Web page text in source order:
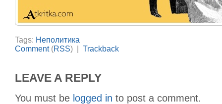
Tags: Неполитика
Comment(RSS) | Trackback
LEAVE A REPLY
You must be logged in to post a comment.